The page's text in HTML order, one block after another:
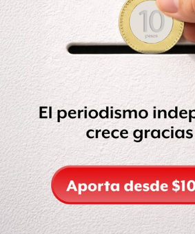
considera que debe proceder frente
que lo haga”, demandó.
Antes de concluir con la
agregó que el PRI no tiene
menos avalar aquello que no
los principios institucionales y
legalidad.”
El pasado 25 de junio,diputados de
Veracruz conformaron un bloque
mayoría priista en el Congreso elija
anticorrupción, pues, dicen, éste
modo, para evitar que las cuentas
sean revisadas.